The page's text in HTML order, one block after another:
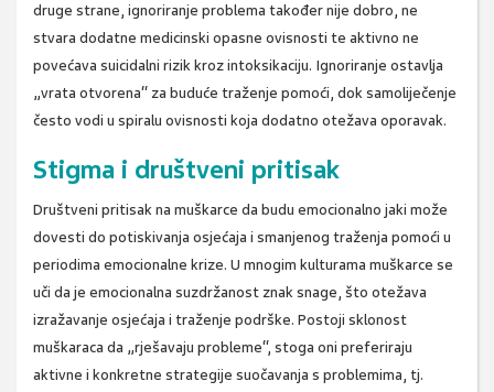
druge strane, ignoriranje problema također nije dobro, ne
stvara dodatne medicinski opasne ovisnosti te aktivno ne
povećava suicidalni rizik kroz intoksikaciju. Ignoriranje ostavlja
„vrata otvorena“ za buduće traženje pomoći, dok samoliječenje
često vodi u spiralu ovisnosti koja dodatno otežava oporavak.
Stigma i društveni pritisak
Društveni pritisak na muškarce da budu emocionalno jaki može
dovesti do potiskivanja osjećaja i smanjenog traženja pomoći u
periodima emocionalne krize. U mnogim kulturama muškarce se
uči da je emocionalna suzdržanost znak snage, što otežava
izražavanje osjećaja i traženje podrške. Postoji sklonost
muškaraca da „rješavaju probleme“, stoga oni preferiraju
aktivne i konkretne strategije suočavanja s problemima, tj.